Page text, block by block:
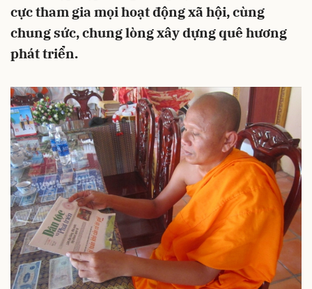
cực tham gia mọi hoạt động xã hội, cùng
chung sức, chung lòng xây dựng quê hương
phát triển.